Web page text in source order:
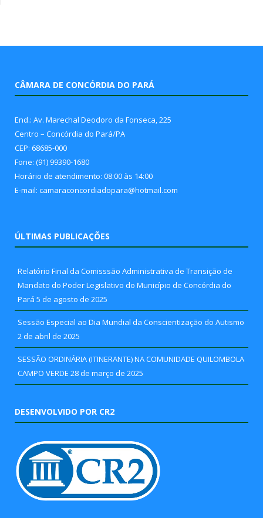
CÂMARA DE CONCÓRDIA DO PARÁ
End.: Av. Marechal Deodoro da Fonseca, 225
Centro – Concórdia do Pará/PA
CEP: 68685-000
Fone: (91) 99390-1680
Horário de atendimento: 08:00 às 14:00
E-mail: camaraconcordiadopara@hotmail.com
ÚLTIMAS PUBLICAÇÕES
Relatório Final da Comisssão Administrativa de Transição de
Mandato do Poder Legislativo do Município de Concórdia do
Pará 5 de agosto de 2025
Sessão Especial ao Dia Mundial da Conscientização do Autismo
2 de abril de 2025
SESSÃO ORDINÁRIA (ITINERANTE) NA COMUNIDADE QUILOMBOLA
CAMPO VERDE 28 de março de 2025
DESENVOLVIDO POR CR2